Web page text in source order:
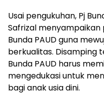
Usai pengukuhan, Pj
Safrizal
Bunda PAUD guna
berkualitas. Disamping
Bunda PAUD harus
mengedukasi untuk
bagi anak usia dini.